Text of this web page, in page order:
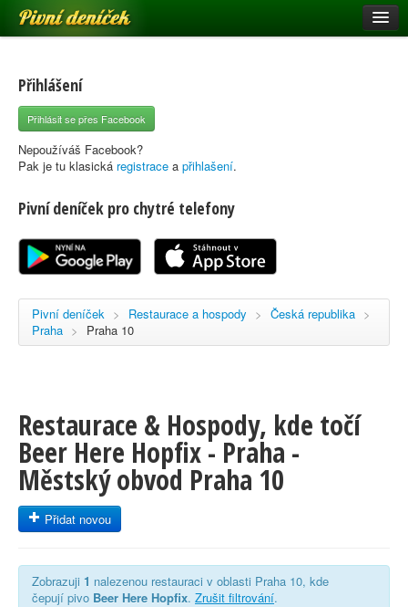
Pivní deníček
Pivní mapa
Pivní značky
Nápověda
Registrace
Přihlášení
Přihlásit se přes Facebook
Nepoužíváš Facebook?
Pak je tu klasická registrace a přihlašení.
Pivní deníček pro chytré telefony
Pivní deníček > Restaurace a hospody > Česká republika >
Praha > Praha 10
Restaurace & Hospody, kde točí
Beer Here Hopfix - Praha -
Městský obvod Praha 10
Přidat novou
Zobrazuji 1 nalezenou restauraci v oblasti Praha 10, kde
čepují pivo Beer Here Hopfix. Zrušit filtrování.